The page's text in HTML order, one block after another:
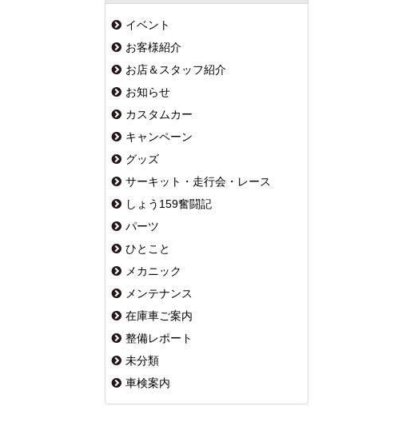
イベント
お客様紹介
お店＆スタッフ紹介
お知らせ
カスタムカー
キャンペーン
グッズ
サーキット・走行会・レース
しょう159奮闘記
パーツ
ひとこと
メカニック
メンテナンス
在庫車ご案内
整備レポート
未分類
車検案内